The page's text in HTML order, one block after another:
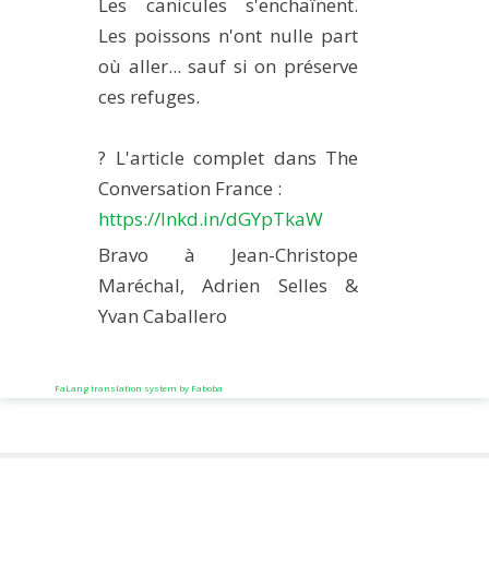
Les canicules s'enchaînent.
Les poissons n'ont nulle part
où aller... sauf si on préserve
ces refuges.
? L'article complet dans The
Conversation France :
https://lnkd.in/dGYpTkaW
Bravo à Jean-Christope
Maréchal, Adrien Selles &
Yvan Caballero
FaLang translation system by Faboba